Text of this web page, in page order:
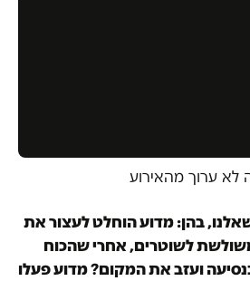
ערוך מהאירוע
בהן: מדוע הוחלט לעצור את
לשוטרים, אחרי שהכוח
ועזב את המקום? מדוע פעלו